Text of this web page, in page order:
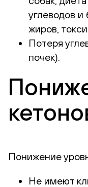
углеводов
жиров,
Потеря
почек).
Понижение
Не имеют